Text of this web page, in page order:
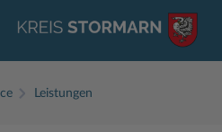
Leistungen